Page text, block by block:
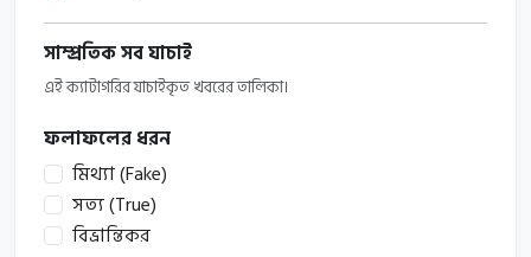
সাম্প্রতিক সব যাচাই
এই ক্যাটাগরির যাচাইকৃত খবরের তালিকা।
ফলাফলের ধরন
মিথ্যা (Fake)
সত্য (True)
বিভ্রান্তিকর